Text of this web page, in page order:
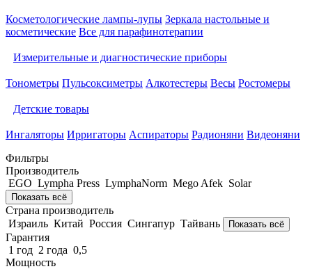
Косметологические лампы-лупы Зеркала настольные и
косметические Все для парафинотерапии
Измерительные и диагностические приборы
Тонометры Пульсоксиметры Алкотестеры Весы Ростомеры
Детские товары
Ингаляторы Ирригаторы Аспираторы Радионяни Видеоняни
Фильтры
Производитель
EGO Lympha Рress LymphaNorm Mego Afek Solar
Показать всё
Страна производитель
Израиль Китай Россия Сингапур Тайвань Показать всё
Гарантия
1 год 2 года 0,5
Мощность